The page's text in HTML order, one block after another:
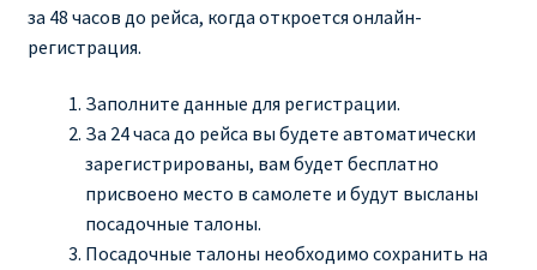
за 48 часов до рейса, когда откроется онлайн-
регистрация.
Заполните данные для регистрации.
За 24 часа до рейса вы будете автоматически
зарегистрированы, вам будет бесплатно
присвоено место в самолете и будут высланы
посадочные талоны.
Посадочные талоны необходимо сохранить на